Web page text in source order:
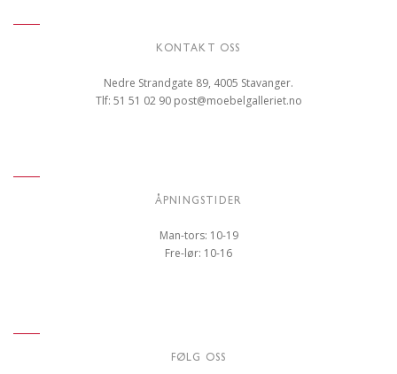
KONTAKT OSS
Nedre Strandgate 89, 4005 Stavanger.
Tlf: 51 51 02 90 post@moebelgalleriet.no
ÅPNINGSTIDER
Man-tors: 10-19
Fre-lør: 10-16
FØLG OSS